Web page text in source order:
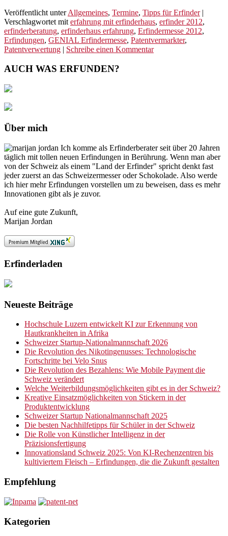
Veröffentlicht unter Allgemeines, Termine, Tipps für Erfinder |
Verschlagwortet mit erfahrung mit erfinderhaus, erfinder 2012,
erfinderberatung, erfinderhaus erfahrung, Erfindermesse 2012,
Erfindungen, GENIAL Erfindermesse, Patentvermarkter,
Patentverwertung | Schreibe einen Kommentar
AUCH WAS ERFUNDEN?
Über mich
Ich komme als Erfinderberater seit über 20 Jahren
täglich mit tollen neuen Erfindungen in Berührung. Wenn man aber
von der Schweiz als einem "Land der Erfinder" spricht denkt fast
jeder zuerst an das Schweizermesser oder Schokolade. Also werde
ich hier mehr Erfindungen vorstellen um zu beweisen, dass es mehr
Innovationen gibt als je zuvor.
Auf eine gute Zukunft,
Marijan Jordan
Erfinderladen
Neueste Beiträge
Hochschule Luzern entwickelt KI zur Erkennung von
Hautkrankheiten in Afrika
Schweizer Startup-Nationalmannschaft 2026
Die Revolution des Nikotingenusses: Technologische
Fortschritte bei Velo Snus
Die Revolution des Bezahlens: Wie Mobile Payment die
Schweiz verändert
Welche Weiterbildungsmöglichkeiten gibt es in der Schweiz?
Kreative Einsatzmöglichkeiten von Stickern in der
Produktentwicklung
Schweizer Startup Nationalmannschaft 2025
Die besten Nachhilfetipps für Schüler in der Schweiz
Die Rolle von Künstlicher Intelligenz in der
Präzisionsfertigung
Innovationsland Schweiz 2025: Von KI-Rechenzentren bis
kultiviertem Fleisch – Erfindungen, die die Zukunft gestalten
Empfehlung
Kategorien